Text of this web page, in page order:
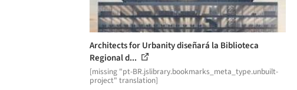
Architects for Urbanity diseñará la Biblioteca
Regional d...
[missing "pt-BR.jslibrary.bookmarks_meta_type.unbuilt-
project" translation]